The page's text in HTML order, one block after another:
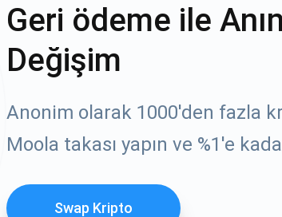
Geri ödeme ile
Değişim
Anonim olarak 1000'den fazla
Moola takası yapın ve %1'e
Swap Kripto